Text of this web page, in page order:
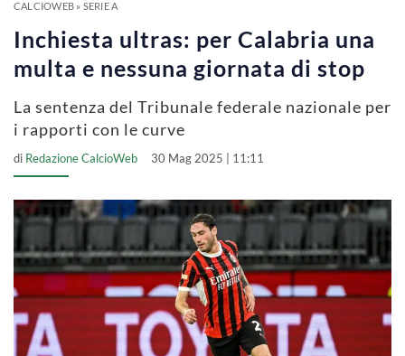
CALCIOWEB» SERIE A
Inchiesta ultras: per Calabria una
multa e nessuna giornata di stop
La sentenza del Tribunale federale nazionale per
i rapporti con le curve
di Redazione CalcioWeb 30 Mag 2025 | 11:11